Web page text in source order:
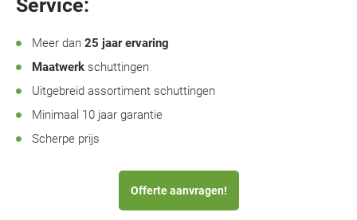
Service:
Meer dan 25 jaar ervaring
Maatwerk schuttingen
Uitgebreid assortiment schuttingen
Minimaal 10 jaar garantie
Scherpe prijs
Offerte aanvragen!